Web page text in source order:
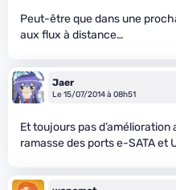
Peut-être que dans une
aux flux à distance…
Jaer
Le 15/07/2014 à 08h51
Et toujours pas
ramasse des ports e-SATA et